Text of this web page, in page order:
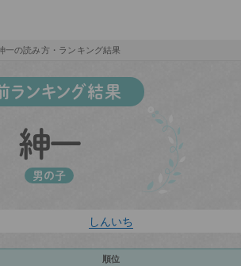
一の読み方・ランキング結果
ランキング結果
紳一
男の子
しんいち
順位